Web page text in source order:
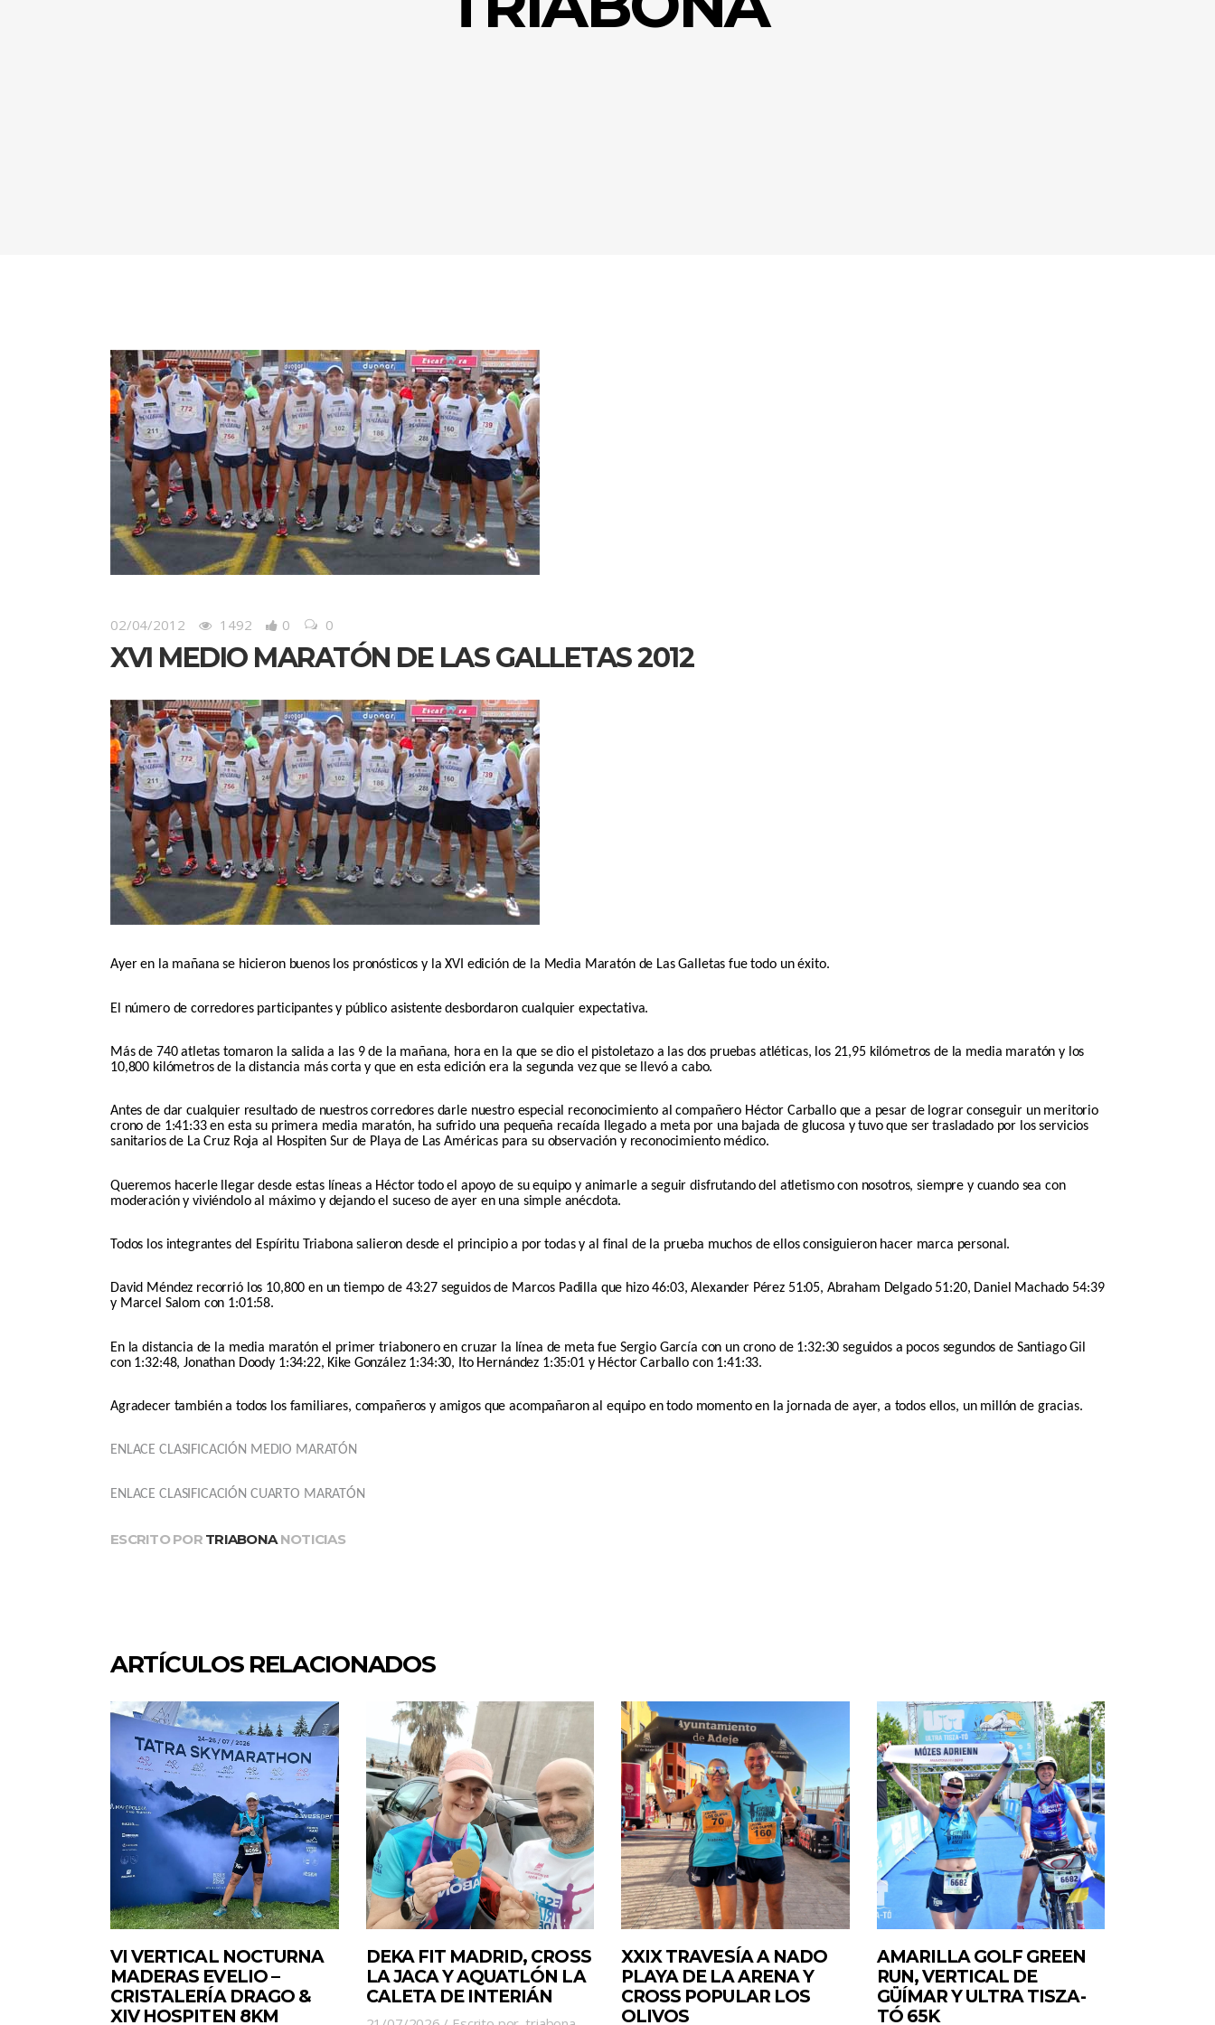
02/04/2012 1492 0 0
XVI MEDIO MARATÓN DE LAS GALLETAS 2012
Ayer en la mañana se hicieron buenos los pronósticos y la XVI edición de la Media Maratón de Las Galletas fue todo un éxito.
El número de corredores participantes y público asistente desbordaron cualquier expectativa.
Más de 740 atletas tomaron la salida a las 9 de la mañana, hora en la que se dio el pistoletazo a las dos pruebas atléticas, los 21,95 kilómetros de la media maratón y los
10,800 kilómetros de la distancia más corta y que en esta edición era la segunda vez que se llevó a cabo.
Antes de dar cualquier resultado de nuestros corredores darle nuestro especial reconocimiento al compañero Héctor Carballo que a pesar de lograr conseguir un meritorio
crono de 1:41:33 en esta su primera media maratón, ha sufrido una pequeña recaída llegado a meta por una bajada de glucosa y tuvo que ser trasladado por los servicios
sanitarios de La Cruz Roja al Hospiten Sur de Playa de Las Américas para su observación y reconocimiento médico.
Queremos hacerle llegar desde estas líneas a Héctor todo el apoyo de su equipo y animarle a seguir disfrutando del atletismo con nosotros, siempre y cuando sea con
moderación y viviéndolo al máximo y dejando el suceso de ayer en una simple anécdota.
Todos los integrantes del Espíritu Triabona salieron desde el principio a por todas y al final de la prueba muchos de ellos consiguieron hacer marca personal.
David Méndez recorrió los 10,800 en un tiempo de 43:27 seguidos de Marcos Padilla que hizo 46:03, Alexander Pérez 51:05, Abraham Delgado 51:20, Daniel Machado 54:39
y Marcel Salom con 1:01:58.
En la distancia de la media maratón el primer triabonero en cruzar la línea de meta fue Sergio García con un crono de 1:32:30 seguidos a pocos segundos de Santiago Gil
con 1:32:48, Jonathan Doody 1:34:22, Kike González 1:34:30, Ito Hernández 1:35:01 y Héctor Carballo con 1:41:33.
Agradecer también a todos los familiares, compañeros y amigos que acompañaron al equipo en todo momento en la jornada de ayer, a todos ellos, un millón de gracias.
ENLACE CLASIFICACIÓN MEDIO MARATÓN
ENLACE CLASIFICACIÓN CUARTO MARATÓN
ESCRITO POR TRIABONA NOTICIAS
ARTÍCULOS RELACIONADOS
VI VERTICAL NOCTURNA
MADERAS EVELIO –
CRISTALERÍA DRAGO &
XIV HOSPITEN 8KM
DEKA FIT MADRID, CROSS
LA JACA Y AQUATLÓN LA
CALETA DE INTERIÁN
XXIX TRAVESÍA A NADO
PLAYA DE LA ARENA Y
CROSS POPULAR LOS
OLIVOS
AMARILLA GOLF GREEN
RUN, VERTICAL DE
GÜÍMAR Y ULTRA TISZA-
TÓ 65K